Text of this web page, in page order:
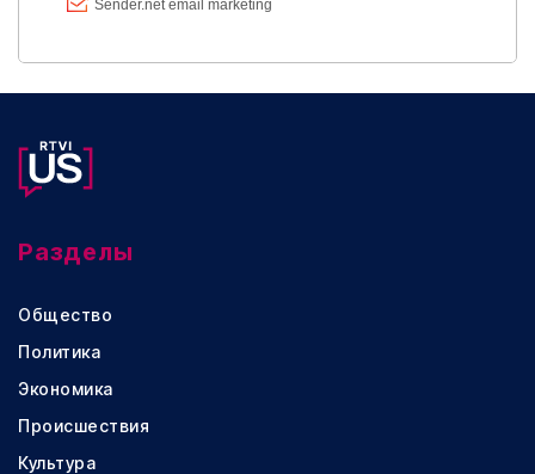
Разделы
Общество
Политика
Экономика
Происшествия
Культура